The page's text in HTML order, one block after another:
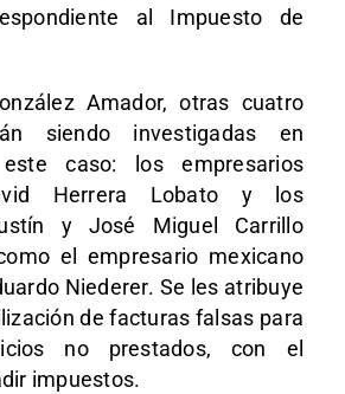
al Impuesto de
Amador, otras cuatro
siendo investigadas en
caso: los empresarios
Herrera Lobato y los
y José Miguel Carrillo
el empresario mexicano
Niederer. Se les atribuye
de facturas falsas para
no prestados, con el
impuestos.